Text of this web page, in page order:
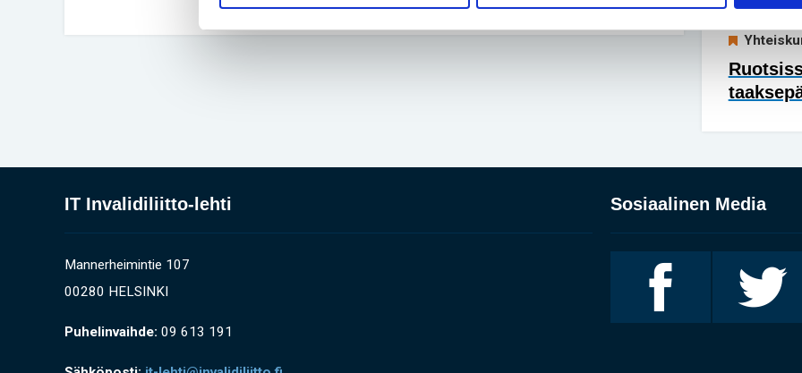
IT Invalidiliitto-lehti
Mannerheimintie 107
00280 HELSINKI
Puhelinvaihde: 09 613 191
Sosiaalinen Media
Invalidiliitto
Facebookissa
Invalidiliitto
Twitterissä